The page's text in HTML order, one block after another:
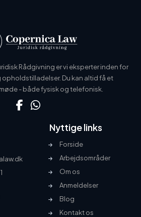
Rådgivning er vi eksperter inden for
Du kan altid få et
- både fysisk og telefonisk.
Nyttige links
Forside
Arbejdsområder
Om os
Anmeldelser
Blog
Kontakt os